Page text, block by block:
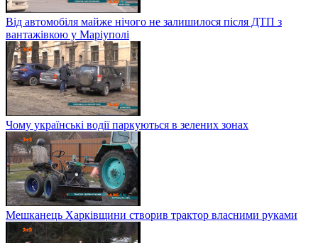
Від автомобіля майже нічого не залишилося після ДТП з
вантажівкою у Маріуполі
Чому українські водії паркуються в зелених зонах
Мешканець Харківщини створив трактор власними руками